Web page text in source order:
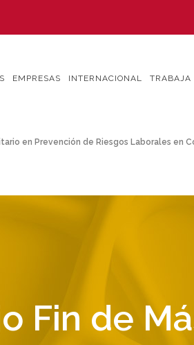
EMPRESAS INTERNACIONAL TRABAJA
en Prevención de Riesgos Laborales en
Fin de